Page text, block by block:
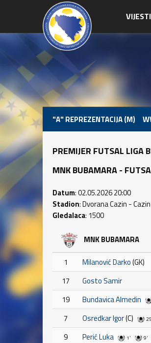
VIJESTI
"A" REPREZENTACIJA (M)
PREMIJER FUTSAL
MNK BUBAMARA -
Datum: 02.05.2026 20:00
Stadion: Dvorana Cazin - Cazin
Gledalaca: 1500
MNK BUBAMARA
1 Milanović Darko(GK)
17
Gosto Samir
19
Bundavica Almedin
7 Osredkar Igor(C)
9 Perić Luka 1' 9'